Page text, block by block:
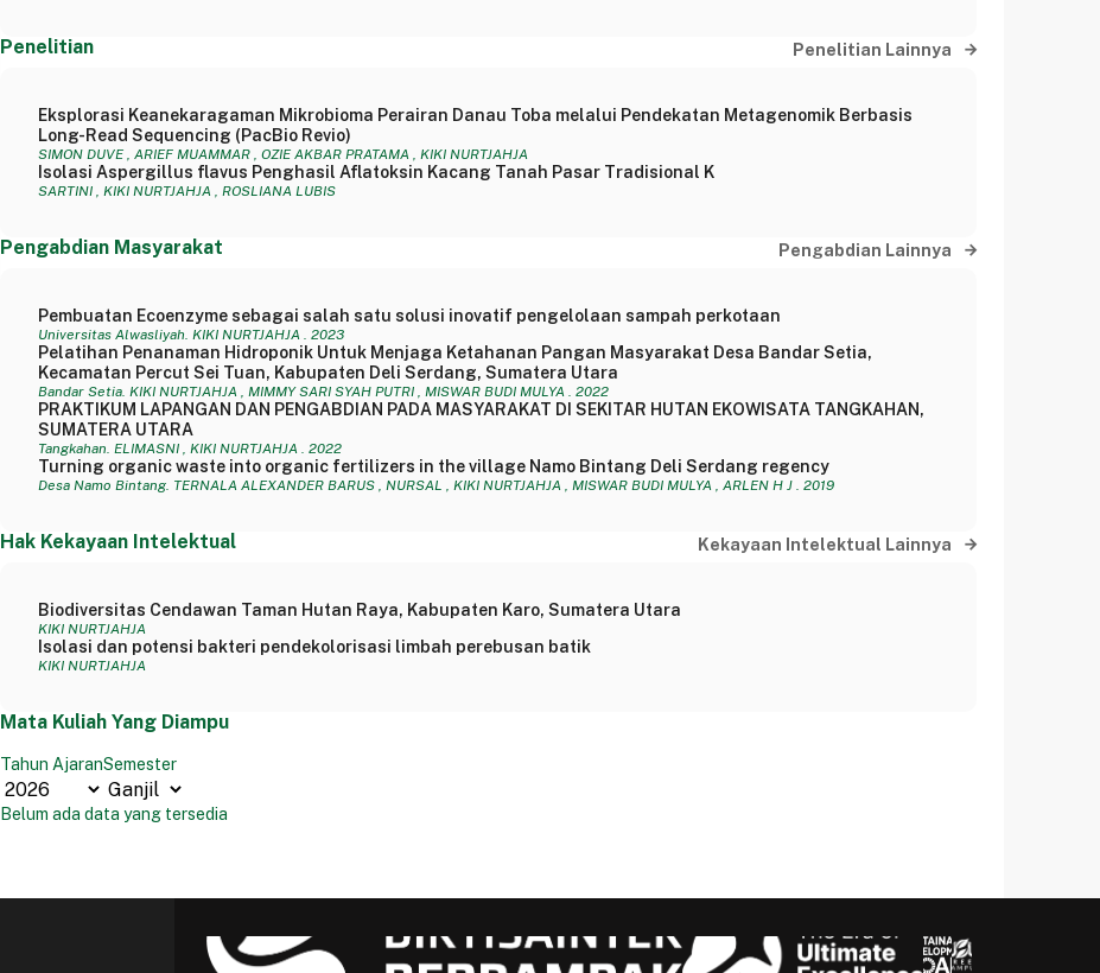
Penelitian Penelitian Lainnya
Eksplorasi Keanekaragaman Mikrobioma Perairan Danau Toba melalui Pendekatan Metagenomik Berbasis
Long-Read Sequencing (PacBio Revio)
SIMON DUVE , ARIEF MUAMMAR , OZIE AKBAR PRATAMA , KIKI NURTJAHJA
Isolasi Aspergillus flavus Penghasil Aflatoksin Kacang Tanah Pasar Tradisional K
SARTINI , KIKI NURTJAHJA , ROSLIANA LUBIS
Pengabdian Masyarakat Pengabdian Lainnya
Pembuatan Ecoenzyme sebagai salah satu solusi inovatif pengelolaan sampah perkotaan
Universitas Alwasliyah. KIKI NURTJAHJA . 2023
Pelatihan Penanaman Hidroponik Untuk Menjaga Ketahanan Pangan Masyarakat Desa Bandar Setia,
Kecamatan Percut Sei Tuan, Kabupaten Deli Serdang, Sumatera Utara
Bandar Setia. KIKI NURTJAHJA , MIMMY SARI SYAH PUTRI , MISWAR BUDI MULYA . 2022
PRAKTIKUM LAPANGAN DAN PENGABDIAN PADA MASYARAKAT DI SEKITAR HUTAN EKOWISATA TANGKAHAN,
SUMATERA UTARA
Tangkahan. ELIMASNI , KIKI NURTJAHJA . 2022
Turning organic waste into organic fertilizers in the village Namo Bintang Deli Serdang regency
Desa Namo Bintang. TERNALA ALEXANDER BARUS , NURSAL , KIKI NURTJAHJA , MISWAR BUDI MULYA , ARLEN H J . 2019
Hak Kekayaan Intelektual Kekayaan Intelektual Lainnya
Biodiversitas Cendawan Taman Hutan Raya, Kabupaten Karo, Sumatera Utara
KIKI NURTJAHJA
Isolasi dan potensi bakteri pendekolorisasi limbah perebusan batik
KIKI NURTJAHJA
Mata Kuliah Yang Diampu
Tahun AjaranSemester
Belum ada data yang tersedia